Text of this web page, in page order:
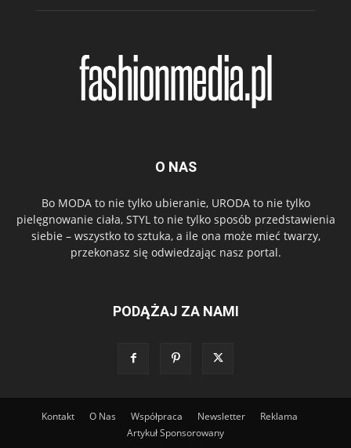
O NAS
Bo MODA to nie tylko ubieranie, URODA to nie tylko
pielęgnowanie ciała, STYL to nie tylko sposób przedstawienia
siebie – wszystko to sztuka, a ile ona może mieć twarzy,
przekonasz się odwiedzając nasz portal.
PODĄŻAJ ZA NAMI
Kontakt O Nas Współpraca Newsletter
Reklama
Artykuł Sponsorowany